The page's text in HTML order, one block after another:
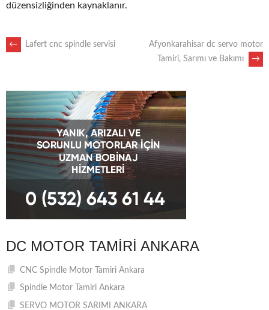
düzensizliğinden kaynaklanır.
POST
NAVIGATION
← Lafert cnc spindle servisi
Afyonkarahisar dc servo motor
Tamiri, Sarımı ve Bakımı
→
DC MOTOR TAMIRI ANKARA
CNC Spindle Motor Tamiri Ankara
Spindle Motor Tamiri Ankara
SERVO MOTOR SARIMI ANKARA